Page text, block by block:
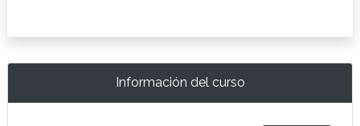
Información del curso